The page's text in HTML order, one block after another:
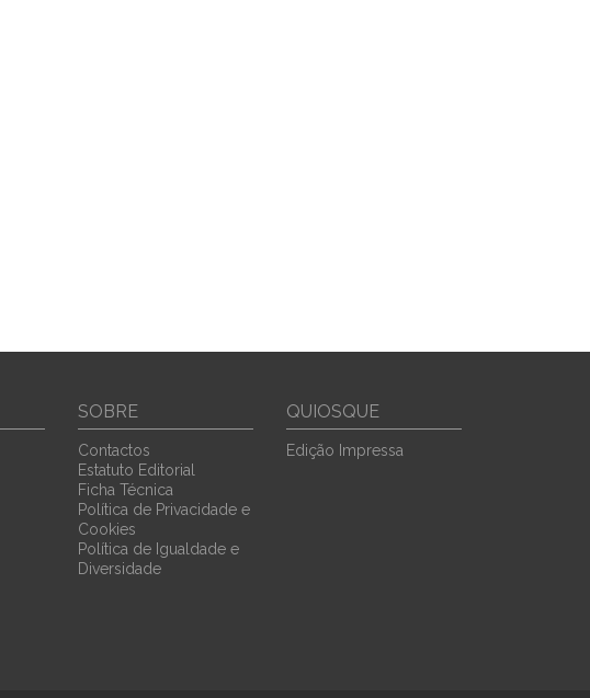
SOBRE
Contactos
Estatuto Editorial
Ficha Técnica
Política de Privacidade e
Cookies
Política de Igualdade e
Diversidade
QUIOSQUE
Edição Impressa